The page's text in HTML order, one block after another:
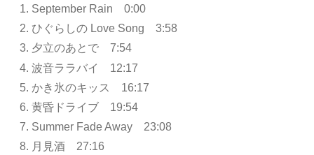
September Rain 0:00
ひぐらしの Love Song 3:58
夕立のあとで 7:54
波音ララバイ 12:17
かき氷のキッス 16:17
黄昏ドライブ 19:54
Summer Fade Away 23:08
月見酒 27:16